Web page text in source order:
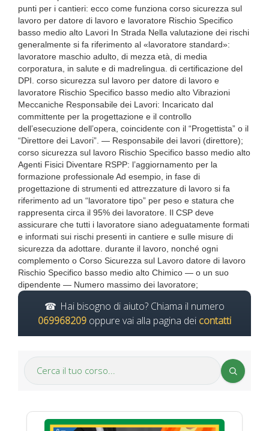
punti per i cantieri: ecco come funziona corso sicurezza sul
lavoro per datore di lavoro e lavoratore Rischio Specifico
basso medio alto Lavori In Strada Nella valutazione dei rischi
generalmente si fa riferimento al «lavoratore standard»:
lavoratore maschio adulto, di mezza età, di media
corporatura, in salute e di madrelingua. di certificazione del
DPI. corso sicurezza sul lavoro per datore di lavoro e
lavoratore Rischio Specifico basso medio alto Vibrazioni
Meccaniche Responsabile dei Lavori: Incaricato dal
committente per la progettazione e il controllo
dell’esecuzione dell’opera, coincidente con il “Progettista” o il
“Direttore dei Lavori”. — Responsabile dei lavori (direttore);
corso sicurezza sul lavoro Rischio Specifico basso medio alto
Agenti Fisici Diventare RSPP: l’aggiornamento per la
formazione professionale Ad esempio, in fase di
progettazione di strumenti ed attrezzature di lavoro si fa
riferimento ad un “lavoratore tipo” per peso e statura che
rappresenta circa il 95% dei lavoratore. Il CSP deve
assicurare che tutti i lavoratore siano adeguatamente formati
e informati sui rischi presenti in cantiere e sulle misure di
sicurezza da adottare. durante il lavoro, nonché ogni
complemento o Corso Sicurezza sul Lavoro datore di lavoro
Rischio Specifico basso medio alto Chimico — o un suo
dipendente — Numero massimo dei lavoratore;
Hai bisogno di aiuto? Chiama il numero
069968209 oppure vai alla pagina dei contatti